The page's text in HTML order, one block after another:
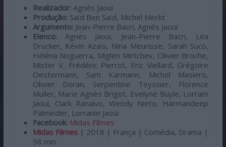
Realizador:Agnès Jaoui
Produção:Saïd Ben Saïd, Michel Merkt
Argumento:Jean-Pierre Bacri, Agnès Jaoui
Elenco: Agnès Jaoui, Jean-Pierre Bacri, Léa
Drucker, Kévin Azaïs, Nina Meurisse, Sarah Suco,
Héléna Noguerra, Miglen Mirtchev, Olivier Broche,
Mister V, Frédéric Pierrot, Eric Viellard, Grégoire
Oestermann, Sam Karmann, Michel Masiero,
Olivier Doran, Serpentine Teyssier, Florence
Muller, Marie Agnès Brigot, Evelyne Buyle, Lorram
Jaoui, Clark Ranaivo, Wendy Nieto, Harmandeep
Palminder, Lorranie Jaoui
Facebook: Midas Filmes
Midas Filmes | 2018 | França | Comédia, Drama |
98 min.